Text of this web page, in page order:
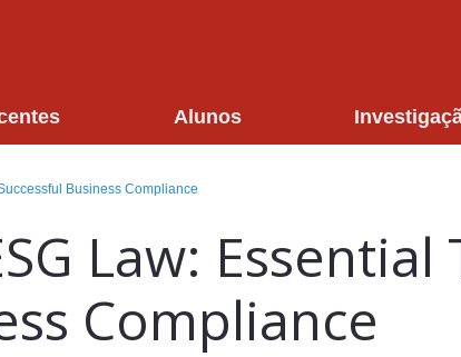
Alunos
Business Compliance
Law:
Compliance